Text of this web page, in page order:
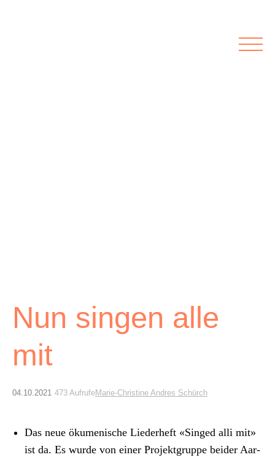
Über uns
ePaper
aktuelle Ausgabe
Suchen
Nun singen alle
mit
04.10.2021 473 AufrufeMarie-Christine Andres Schürch
Das neue öku­menis­che Lieder­heft «Singed alli mit»
ist da. Es wurde von ein­er Pro­jek­t­gruppe bei­der Aar­